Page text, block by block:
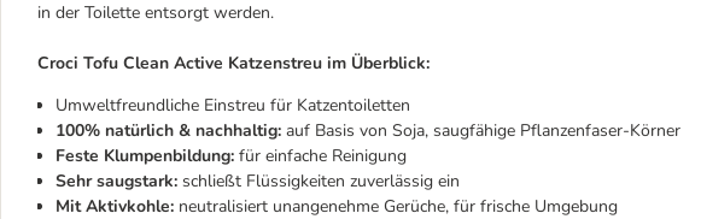
in der Toilette entsorgt werden.
Croci Tofu Clean Active Katzenstreu im Überblick:
Umweltfreundliche Einstreu für Katzentoiletten
100% natürlich & nachhaltig: auf Basis von Soja, saugfähige Pflanzenfaser-Körner
Feste Klumpenbildung: für einfache Reinigung
Sehr saugstark: schließt Flüssigkeiten zuverlässig ein
Mit Aktivkohle: neutralisiert unangenehme Gerüche, für frische Umgebung